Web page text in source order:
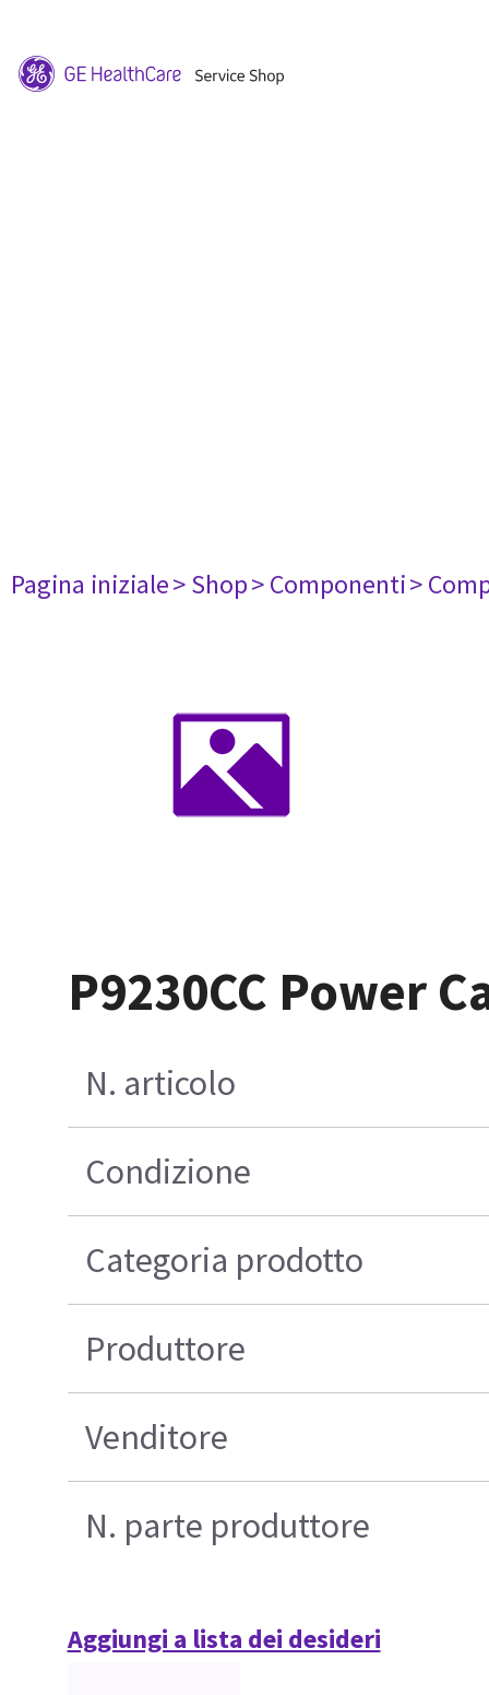
Pagina iniziale> Shop> Componenti>
P9230CC Power
N. articolo
Condizione
Categoria prodotto
Produttore
Venditore
N. parte produttore
Aggiungi a lista dei desideri